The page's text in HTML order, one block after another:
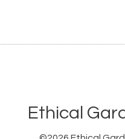
Ethical